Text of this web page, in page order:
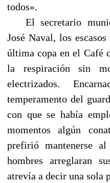
todos».
El secretario
José Naval, los
última copa en el Café
la respiración sin
electrizados.
temperamento del
con que se había
momentos algún
prefirió mantenerse
hombres arreglaran
atrevía a decir una sola